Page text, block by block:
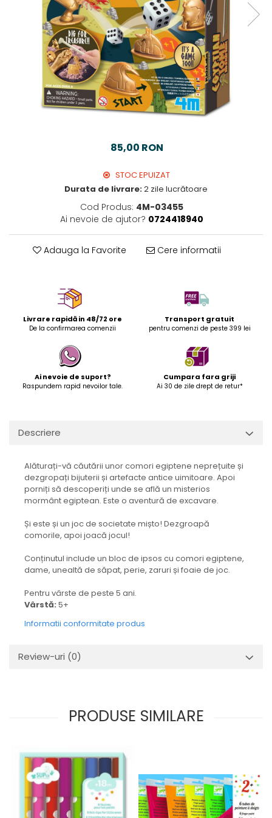
85,00 RON
STOC EPUIZAT
Durata de livrare:2 zile lucrătoare
Cod Produs: 4M-03455
Ai nevoie de ajutor? 0724418940
Adauga la Favorite Cere informatii
Livrare rapidă in 48/72 ore
De la confirmarea comenzii
Transport gratuit
pentru comenzi de peste 399 lei
Ai nevoie de suport?
Raspundem rapid nevoilor tale.
Cumpara fara griji
Ai 30 de zile drept de retur*
Descriere
Alăturați-vă căutării unor comori egiptene neprețuite și
dezgropați bijuterii și artefacte antice uimitoare. Apoi
porniți să descoperiți unde se află un misterios
mormânt egiptean. Este o aventură de excavare.
Și este și un joc de societate mișto! Dezgroapă
comorile, apoi joacă jocul!
Conținutul include un bloc de ipsos cu comori egiptene,
dame, unealtă de săpat, perie, zaruri și foaie de joc.
Pentru vârste de peste 5 ani.
Vârstă: 5+
Informatii conformitate produs
Review-uri (0)
PRODUSE SIMILARE